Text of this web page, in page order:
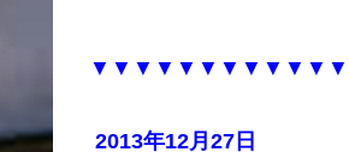
2013年12月27日